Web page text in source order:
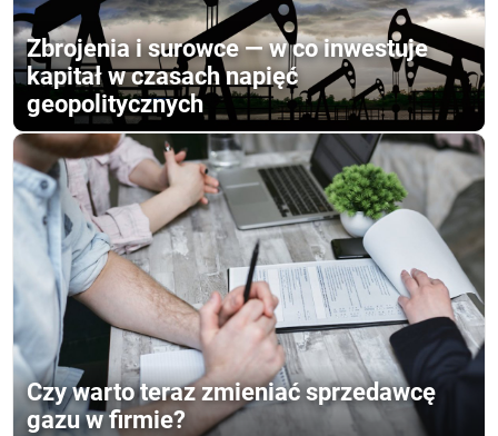
Zbrojenia i surowce — w co inwestuje
kapitał w czasach napięć
geopolitycznych
Czy warto teraz zmieniać sprzedawcę
gazu w firmie?